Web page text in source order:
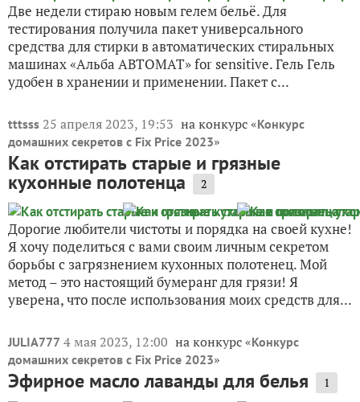
Две недели стираю новым гелем бельё. Для
тестирования получила пакет универсального
средства для стирки в автоматических стиральных
машинах «Альба АВТОМАТ» for sensitive. Гель Гель
удобен в хранении и применении. Пакет с...
tttsss 25 апреля 2023, 19:53 на конкурс «Конкурс
домашних секретов с Fix Price 2023»
Как отстирать старые и грязные
кухонные полотенца 2
Дорогие любители чистоты и порядка на своей кухне!
Я хочу поделиться с вами своим личным секретом
борьбы с загрязнением кухонных полотенец. Мой
метод – это настоящий бумеранг для грязи! Я
уверена, что после использования моих средств для...
JULIA777 4 мая 2023, 12:00 на конкурс «Конкурс
домашних секретов с Fix Price 2023»
Эфирное масло лаванды для белья 1